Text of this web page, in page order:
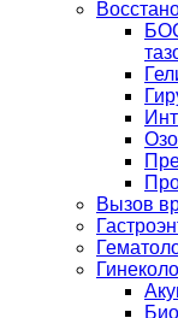
Вызов